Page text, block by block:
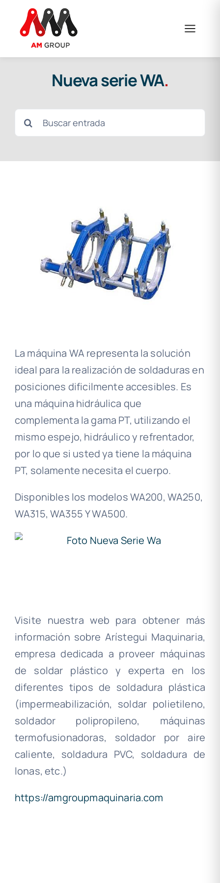
contenido
Nueva serie WA.
Buscar:
La máquina WA representa la solución
ideal para la realización de soldaduras en
posiciones dificilmente accesibles. Es
una máquina hidráulica que
complementa la gama PT, utilizando el
mismo espejo, hidráulico y refrentador,
por lo que si usted ya tiene la máquina
PT, solamente necesita el cuerpo.
Disponibles los modelos WA200, WA250,
WA315, WA355 Y WA500.
Visite nuestra web para obtener más
información sobre Arístegui Maquinaria,
empresa dedicada a proveer máquinas
de soldar plástico y experta en los
diferentes tipos de soldadura plástica
(impermeabilización, soldar polietileno,
soldador polipropileno, máquinas
termofusionadoras, soldador por aire
caliente, soldadura PVC, soldadura de
lonas, etc.)
https://amgroupmaquinaria.com